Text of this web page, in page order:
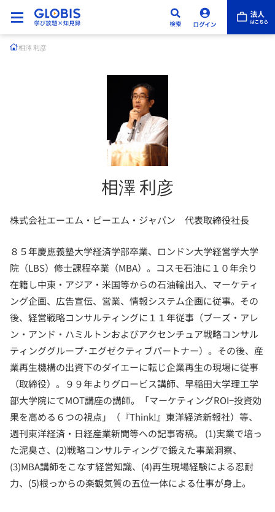
相澤 利彦
相澤 利彦
株式会社エーエム・ピーエム・ジャパン 代表取締役社長
８５年慶應義塾大学経済学部卒業、ロンドン大学経営学大学
院（LBS）修士課程卒業（MBA）。コスモ石油に１０年余り
在籍し中東・アジア・米国等からの石油輸出入、マーケティ
ング企画、広告宣伝、営業、情報システム企画に従事。その
後、経営戦略コンサルティングに１１年従事（ブーズ・アレ
ン・アンド・ハミルトンおよびアクセンチュア戦略コンサル
ティンググループ･エグゼクティブパートナー）。その後、産
業再生機構の出資下のダイエーに転じ企業再生の現場に従事
（取締役）。９９年よりグロービス講師、早稲田大学理工学
部大学院にてMOT講座の講師。「マーケティングROI−投資効
果を高める６つの視点」（『Think!』東洋経済新報社）等、
週刊東洋経済・日経産業新聞等への記事寄稿。 (1)実業で培っ
た泥臭さ、(2)戦略コンサルティングで鍛えた事業洞察、
(3)MBA講師をこなす経営知識、(4)再生現場経験による忍耐
力、(5)根っからの楽観気質の五位一体による仕事が身上。